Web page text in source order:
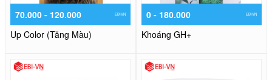
70.000 - 120.000 EBIVN
Up Color (Tăng Màu)
0 - 180.000 EBIVN
Khoáng GH+